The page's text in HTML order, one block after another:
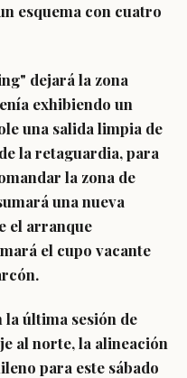
esquema con cuatro
dejará la zona
exhibiendo un
una salida limpia de
la retaguardia, para
la zona de
una nueva
el arranque
el cupo vacante
última sesión de
al norte, la alineación
para este sábado